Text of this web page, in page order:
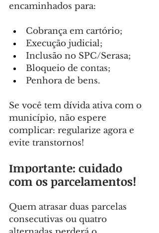
encaminhados para:
Cobrança em cartório;
Execução judicial;
Inclusão no SPC/Serasa;
Bloqueio de contas;
Penhora de bens.
Se você tem dívida ativa com o
município, não espere
complicar: regularize agora e
evite transtornos!
Importante: cuidado
com os parcelamentos!
Quem atrasar duas parcelas
consecutivas ou quatro